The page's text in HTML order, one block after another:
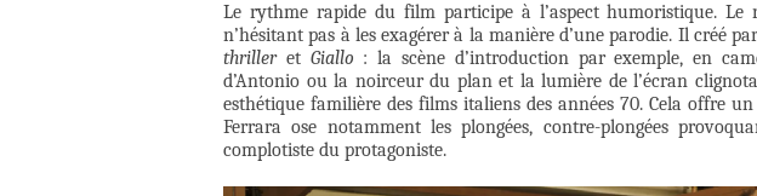
Le rythme rapide du film participe à l’aspect humoristique. Le
n’hésitant pas à les exagérer à la manière d’une parodie. Il créé
thrilleret Giallo : la scène d’introduction par exemple, en
d’Antonio ou la noirceur du plan et la lumière de l’écran
esthétique familière des films italiens des années 70. Cela offre
Ferrara ose notamment les plongées, contre-plongées
complotiste du protagoniste.